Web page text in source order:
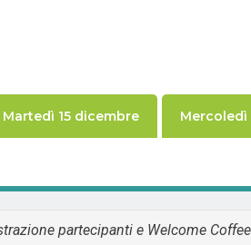
Martedì 15 dicembre Mercoledì
partecipanti e Welcome Coffee